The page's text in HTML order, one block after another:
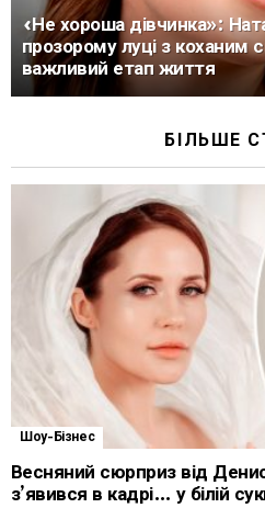
«Не хороша дівчинка»:
прозорому луці з коханим
важливий етап життя
БІЛЬШЕ
Шоу-Бізнес
Весняний сюрприз від
з’явився в кадрі… у білій